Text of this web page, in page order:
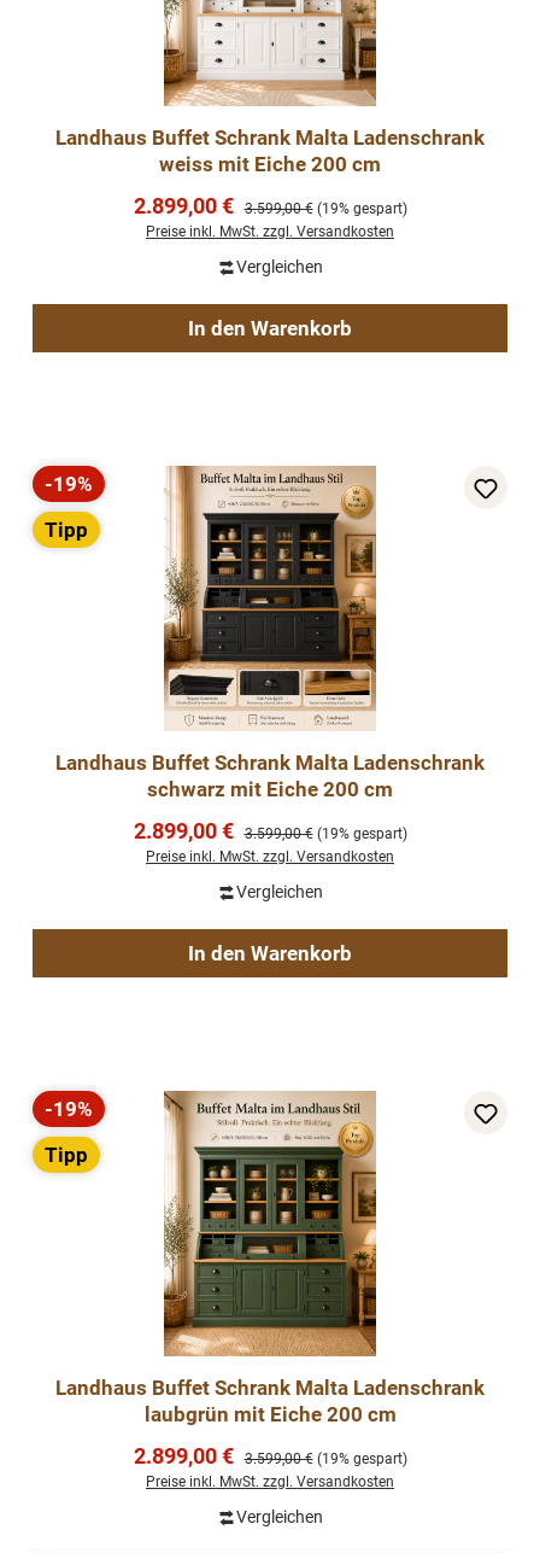
Landhaus Buffet Schrank Malta Ladenschrank
weiss mit Eiche 200 cm
Verkaufspreis:
2.899,00 € Regulärer Preis:
3.599,00 € (19% gespart)
Preise inkl. MwSt. zzgl. Versandkosten
Vergleichen
In den Warenkorb
Rabatt
-19%
Tipp
Landhaus Buffet Schrank Malta Ladenschrank
schwarz mit Eiche 200 cm
Verkaufspreis:
2.899,00 € Regulärer Preis:
3.599,00 € (19% gespart)
Preise inkl. MwSt. zzgl. Versandkosten
Vergleichen
In den Warenkorb
Rabatt
-19%
Tipp
Landhaus Buffet Schrank Malta Ladenschrank
laubgrün mit Eiche 200 cm
Verkaufspreis:
2.899,00 € Regulärer Preis:
3.599,00 € (19% gespart)
Preise inkl. MwSt. zzgl. Versandkosten
Vergleichen